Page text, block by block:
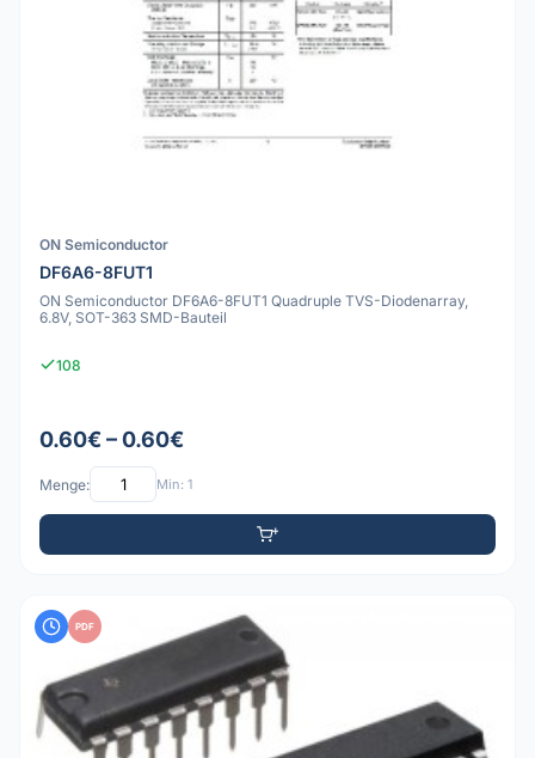
ON Semiconductor
DF6A6-8FUT1
ON Semiconductor DF6A6-8FUT1 Quadruple TVS-Diodenarray,
6.8V, SOT-363 SMD-Bauteil
108
0.60€ – 0.60€
Menge: Min: 1
PDF